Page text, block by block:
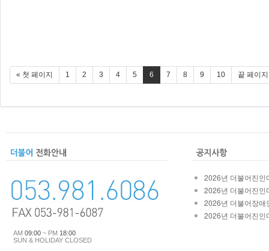
« 첫 페이지 1 2 3 4 5 6 7 8 9 10 끝 페이
AM 09:00 ~ PM 18:00
SUN & HOLIDAY CLOSED
2026년 더불어진인
2026년 더불어진인
2026년 더불어장애
2026년 더불어진인